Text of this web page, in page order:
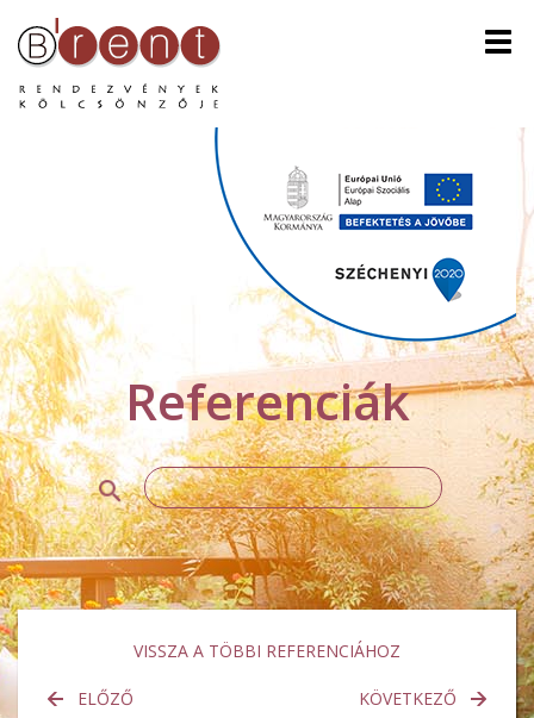
Referenciák
VISSZA A TÖBBI REFERENCIÁHOZ
ELŐZŐ KÖVETKEZŐ